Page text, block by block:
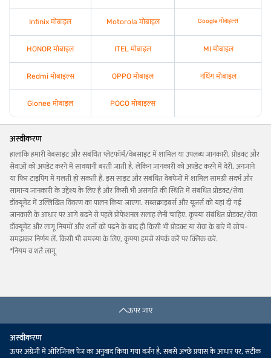
Infinix मोबाइल Motorola मोबाइल Google मोबाइल्स
HONOR मोबाइल ITEL मोबाइल MI मोबाइल
Redmi मोबाइल्स OPPO मोबाइल नथिंग मोबाइल
Gionee मोबाइल POCO मोबाइल्स
अस्वीकरण
हालांकि हमारी वेबसाइट और संबंधित प्लेटफॉर्म/वेबसाइट में शामिल या उपलब्ध जानकारी, प्रोडक्ट और
सेवाओं को अपडेट करने में सावधानी बरती जाती है, लेकिन जानकारी को अपडेट करने में देरी, अनजाने
या फिर टाइपिंग में गलती हो सकती है. इस साइट और संबंधित वेबपेजों में शामिल सामग्री संदर्भ और
सामान्य जानकारी के उद्देश्य के लिए है और किसी भी असंगति की स्थिति में संबंधित प्रोडक्ट/सेवा
डॉक्यूमेंट में उल्लिखित विवरण का पालन किया जाएगा. सब्सक्राइबर्स और यूज़र्स को यहां दी गई
जानकारी के आधार पर आगे बढ़ने से पहले प्रोफेशनल सलाह लेनी चाहिए. कृपया संबंधित प्रोडक्ट/सेवा
डॉक्यूमेंट और लागू नियमों और शर्तों को पढ़ने के बाद ही किसी भी प्रोडक्ट या सेवा के बारे में सोच-
समझकर निर्णय लें. किसी भी समस्या के लिए, कृपया हमसे संपर्क करें पर क्लिक करें.
*नियम व शर्तें लागू
ऊपर जाएं
अस्वीकरण
ऊपर अंग्रेजी में ओरिजिनल पेज का अनुवाद किया गया वर्ज़न है. सबसे अच्छे प्रयास के आधार पर, सटीक